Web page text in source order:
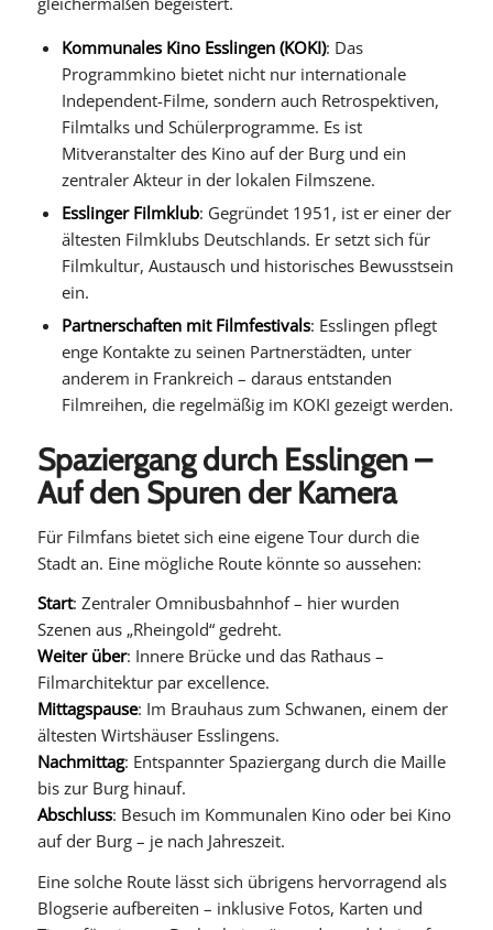
Kommunales Kino Esslingen (KOKI): Das
Programmkino bietet nicht nur internationale
Independent-Filme, sondern auch Retrospektiven,
Filmtalks und Schülerprogramme. Es ist
Mitveranstalter des Kino auf der Burg und ein
zentraler Akteur in der lokalen Filmszene.
Esslinger Filmklub: Gegründet 1951, ist er einer der
ältesten Filmklubs Deutschlands. Er setzt sich für
Filmkultur, Austausch und historisches Bewusstsein
ein.
Partnerschaften mit Filmfestivals: Esslingen pflegt
enge Kontakte zu seinen Partnerstädten, unter
anderem in Frankreich – daraus entstanden
Filmreihen, die regelmäßig im KOKI gezeigt werden.
Spaziergang durch Esslingen –
Auf den Spuren der Kamera
Für Filmfans bietet sich eine eigene Tour durch die
Stadt an. Eine mögliche Route könnte so aussehen:
Start: Zentraler Omnibusbahnhof – hier wurden
Szenen aus „Rheingold“ gedreht.
Weiter über: Innere Brücke und das Rathaus –
Filmarchitektur par excellence.
Mittagspause: Im Brauhaus zum Schwanen, einem der
ältesten Wirtshäuser Esslingens.
Nachmittag: Entspannter Spaziergang durch die Maille
bis zur Burg hinauf.
Abschluss: Besuch im Kommunalen Kino oder bei Kino
auf der Burg – je nach Jahreszeit.
Eine solche Route lässt sich übrigens hervorragend als
Blogserie aufbereiten – inklusive Fotos, Karten und